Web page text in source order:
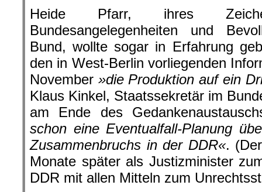
Heide Pfarr, ihres
Bundesangelegenheiten und
Bund, wollte sogar in Erfahrung
den in West-Berlin vorliegenden
November »die Produktion auf ein
Klaus Kinkel, Staatssekretär im
am Ende des
schon eine Eventualfall-Planung
Zusammenbruchs in der DDR«.
Monate später als Justizminister
DDR mit allen Mitteln zum